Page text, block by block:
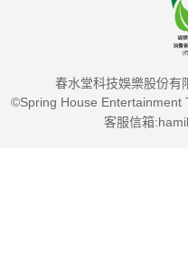
春水堂科技娛樂股份有
©Spring House Entertainment
客服信箱